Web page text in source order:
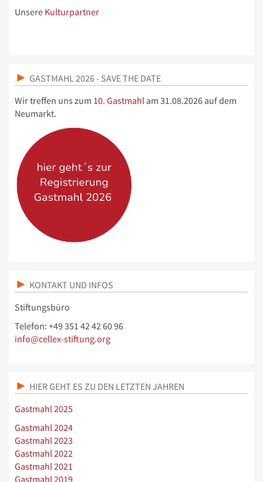
Unsere Kulturpartner
GASTMAHL 2026 - SAVE THE DATE
Wir treffen uns zum 10. Gastmahl am 31.08.2026 auf dem
Neumarkt.
KONTAKT UND INFOS
Stiftungsbüro
Telefon: +49 351 42 42 60 96
info@cellex-stiftung.org
HIER GEHT ES ZU DEN LETZTEN JAHREN
Gastmahl 2025
Gastmahl 2024
Gastmahl 2023
Gastmahl 2022
Gastmahl 2021
Gastmahl 2019